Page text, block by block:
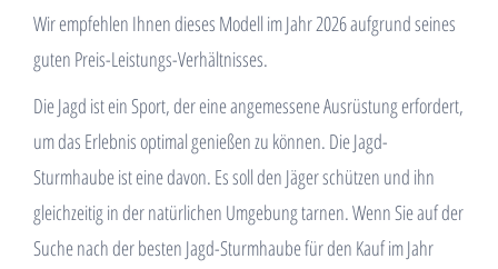
Wir empfehlen Ihnen dieses Modell im Jahr 2026 aufgrund seines
guten Preis-Leistungs-Verhältnisses.
Die Jagd ist ein Sport, der eine angemessene Ausrüstung erfordert,
um das Erlebnis optimal genießen zu können. Die Jagd-
Sturmhaube ist eine davon. Es soll den Jäger schützen und ihn
gleichzeitig in der natürlichen Umgebung tarnen. Wenn Sie auf der
Suche nach der besten Jagd-Sturmhaube für den Kauf im Jahr